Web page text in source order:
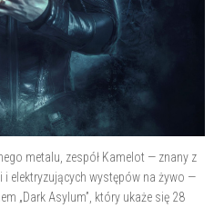
metalu, zespół Kamelot — znany z
elektryzujących występów na żywo —
„Dark Asylum”, który ukaże się 28